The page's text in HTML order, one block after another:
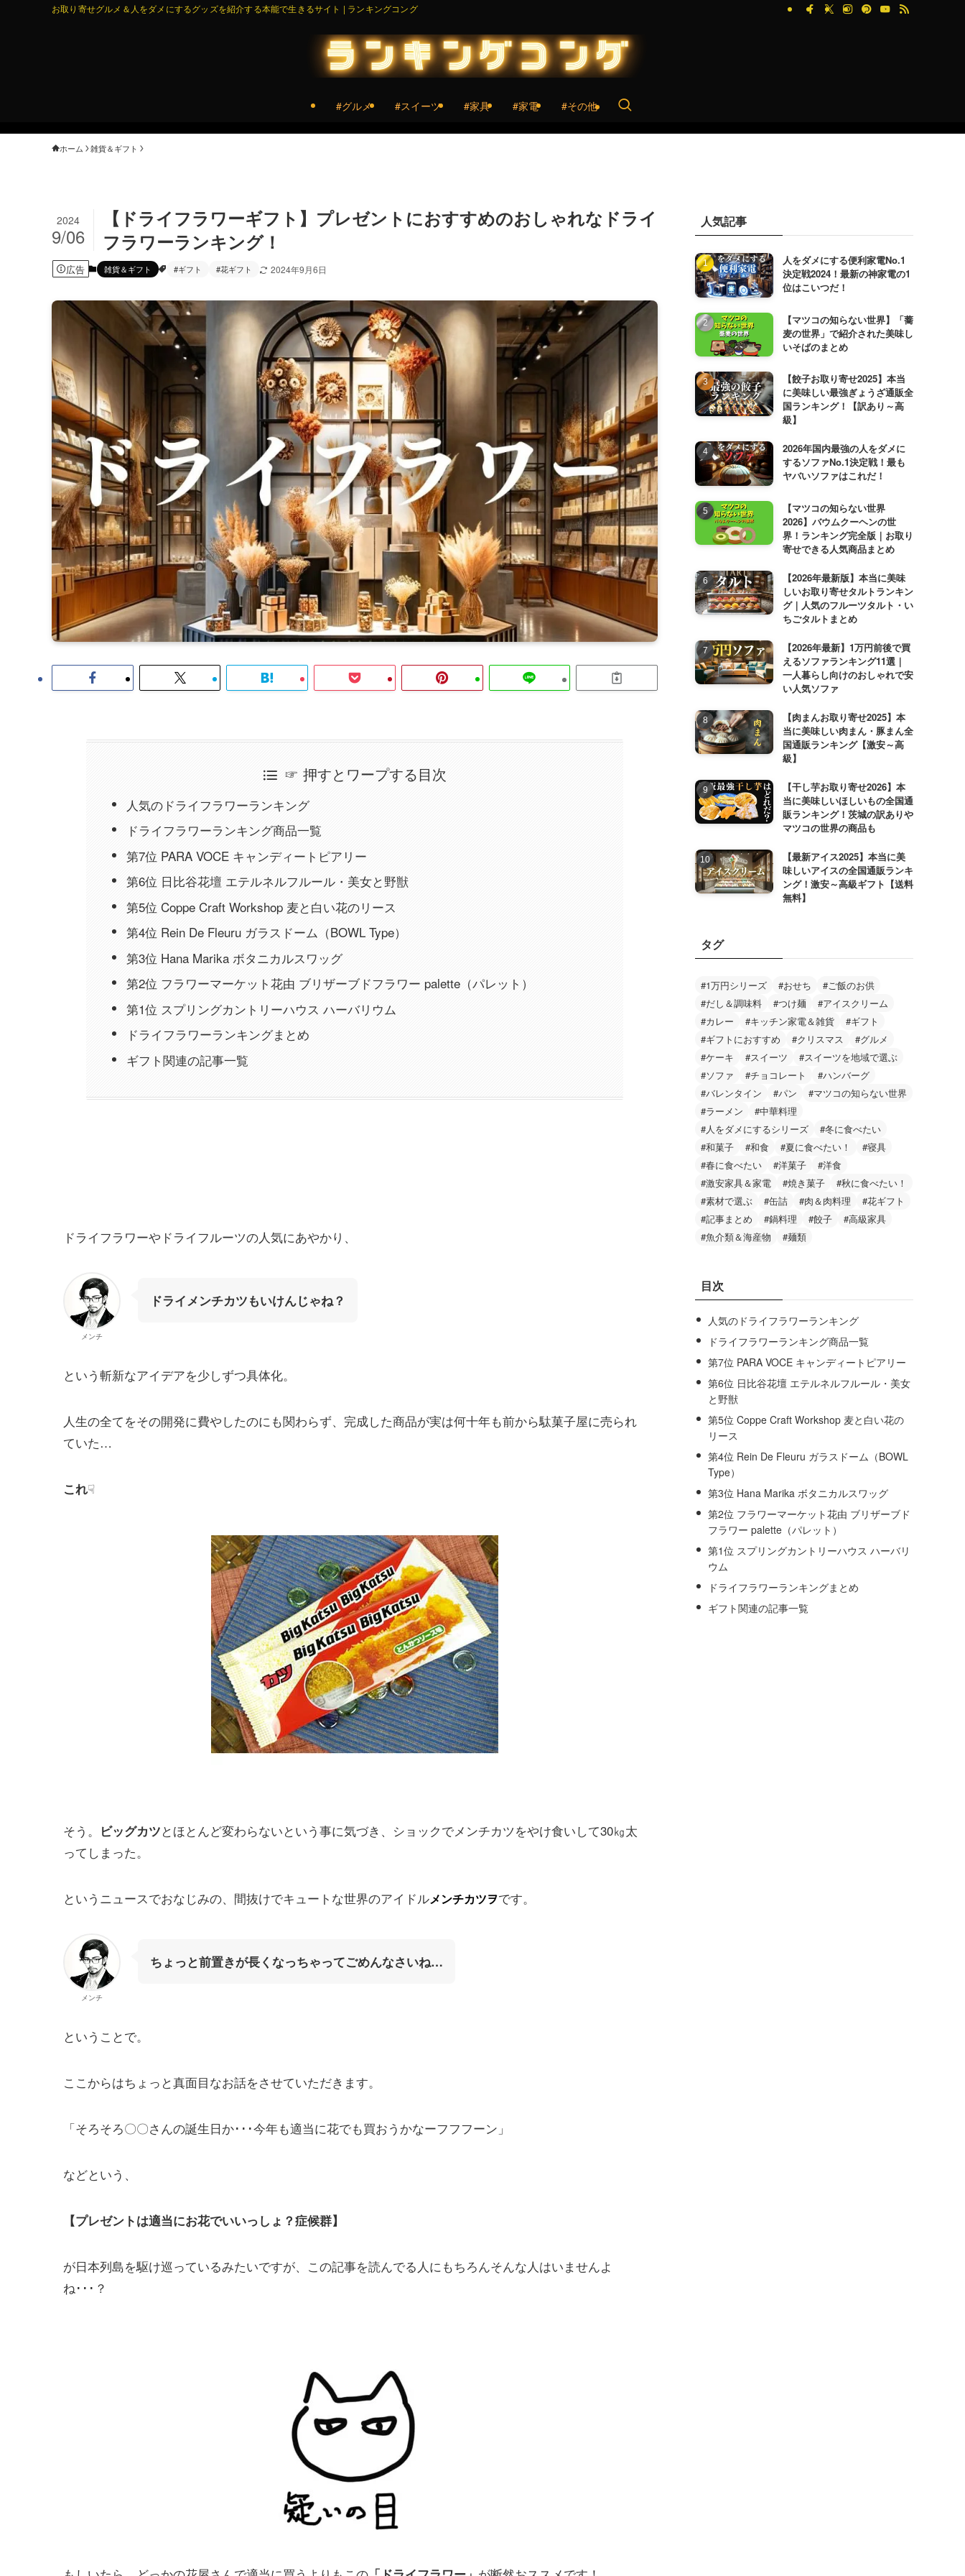
お取り寄せグルメ＆人をダメにするグッズを紹介する本能で生きるサイト | ランキングコング
#グルメ #スイーツ #家具 #家電 #その他
ホーム 雑貨＆ギフト
【ドライフラワーギフト】プレゼントにおすすめのおしゃれなドライ
フラワーランキング！
2024
9/06
広告 雑貨＆ギフト #ギフト #花ギフト 2024年9月6日
☞ 押すとワープする目次
人気のドライフラワーランキング
ドライフラワーランキング商品一覧
第7位 PARA VOCE キャンディートピアリー
第6位 日比谷花壇 エテルネルフルール・美女と野獣
第5位 Coppe Craft Workshop 麦と白い花のリース
第4位 Rein De Fleuru ガラスドーム（BOWL Type）
第3位 Hana Marika ボタニカルスワッグ
第2位 フラワーマーケット花由 ブリザーブドフラワー palette（パレット）
第1位 スプリングカントリーハウス ハーバリウム
ドライフラワーランキングまとめ
ギフト関連の記事一覧
ドライフラワーやドライフルーツの人気にあやかり、
メンチ
ドライメンチカツもいけんじゃね？
という斬新なアイデアを少しずつ具体化。
人生の全てをその開発に費やしたのにも関わらず、完成した商品が実は何十年も前から駄菓子屋に売られ
ていた…
これ☟
そう。 ビッグカツとほとんど変わらないという事に気づき、ショックでメンチカツをやけ食いして30㎏太
ってしまった。
というニュースでおなじみの、間抜けでキュートな世界のアイドルメンチカツヲです。
メンチ
ちょっと前置きが長くなっちゃってごめんなさいね…
ということで。
ここからはちょっと真面目なお話をさせていただきます。
「そろそろ〇〇さんの誕生日か･･･今年も適当に花でも買おうかなーフフフーン」
などという、
【プレゼントは適当にお花でいいっしょ？症候群】
が日本列島を駆け巡っているみたいですが、この記事を読んでる人にもちろんそんな人はいませんよ
ね･･･？
人気記事
人をダメにする便利家電No.1
決定戦2024！最新の神家電の1
位はこいつだ！
【マツコの知らない世界】「蕎
麦の世界」で紹介された美味し
いそばのまとめ
【餃子お取り寄せ2025】本当
に美味しい最強ぎょうざ通販全
国ランキング！【訳あり～高
級】
2026年国内最強の人をダメに
するソファNo.1決定戦！最も
ヤバいソファはこれだ！
【マツコの知らない世界
2026】バウムクーヘンの世
界！ランキング完全版｜お取り
寄せできる人気商品まとめ
【2026年最新版】本当に美味
しいお取り寄せタルトランキン
グ｜人気のフルーツタルト・い
ちごタルトまとめ
【2026年最新】1万円前後で買
えるソファランキング11選｜
一人暮らし向けのおしゃれで安
い人気ソファ
【肉まんお取り寄せ2025】本
当に美味しい肉まん・豚まん全
国通販ランキング【激安～高
級】
【干し芋お取り寄せ2026】本
当に美味しいほしいもの全国通
販ランキング！茨城の訳ありや
マツコの世界の商品も
【最新アイス2025】本当に美
味しいアイスの全国通販ランキ
ング！激安～高級ギフト【送料
無料】
タグ
#1万円シリーズ #おせち
#ご飯のお供
#だし＆調味料
#つけ麺
#アイスクリーム
#カレー
#キッチン家電＆雑貨
#ギフト
#ギフトにおすすめ
#クリスマス
#グルメ
#ケーキ
#スイーツ
#スイーツを地域で選ぶ
#ソファ
#チョコレート
#ハンバーグ
#バレンタイン
#パン
#マツコの知らない世界
#ラーメン
#中華料理
#人をダメにするシリーズ
#冬に食べたい
#和菓子
#和食 #夏に食べたい！
#寝具
#春に食べたい
#洋菓子
#洋食
#激安家具＆家電
#焼き菓子
#秋に食べたい！
#素材で選ぶ
#缶詰 #肉＆肉料理
#花ギフト
#記事まとめ
#鍋料理 #餃子
#高級家具
#魚介類＆海産物
#麺類
目次
人気のドライフラワーランキング
ドライフラワーランキング商品一覧
第7位 PARA VOCE キャンディートピアリー
第6位 日比谷花壇 エテルネルフルール・美女
と野獣
第5位 Coppe Craft Workshop 麦と白い花の
リース
第4位 Rein De Fleuru ガラスドーム（BOWL
Type）
第3位 Hana Marika ボタニカルスワッグ
第2位 フラワーマーケット花由 ブリザーブド
フラワー palette（パレット）
第1位 スプリングカントリーハウス ハーバリ
ウム
ドライフラワーランキングまとめ
ギフト関連の記事一覧